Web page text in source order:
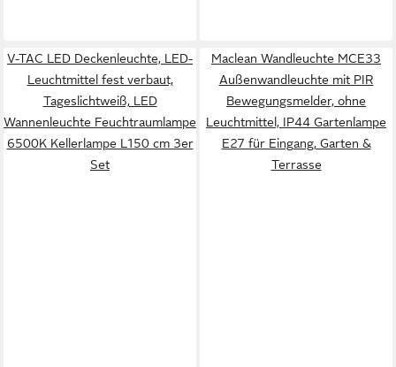
V-TAC LED Deckenleuchte, LED-
Leuchtmittel fest verbaut,
Tageslichtweiß, LED
Wannenleuchte Feuchtraumlampe
6500K Kellerlampe L150 cm 3er
Set
Maclean Wandleuchte MCE33
Außenwandleuchte mit PIR
Bewegungsmelder, ohne
Leuchtmittel, IP44 Gartenlampe
E27 für Eingang, Garten &
Terrasse